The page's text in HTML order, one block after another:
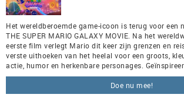
Het wereldberoemde game-icoon is terug voor een
THE SUPER MARIO GALAXY MOVIE. Na het
eerste film verlegt Mario dit keer zijn grenzen en
verste uithoeken van het heelal voor een groots,
actie, humor en herkenbare personages.
Doe nu mee!